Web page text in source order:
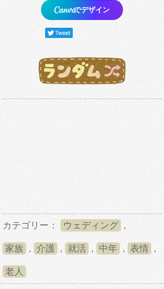
でデザイン
カテゴリー： ウェディング ,
家族 , 介護 , 就活 , 中年 , 表情 ,
老人